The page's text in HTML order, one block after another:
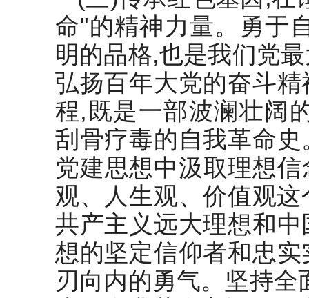
命"的精神力量。勇于
明的品格,也是我们党
弘扬百年大党的奋斗
程,既是一部波澜壮阔
刮骨疗毒的自我革命
党建思想中汲取理想
观、人生观、价值观
共产主义远大理想和
想的坚定信仰者和忠
刃向内的勇气。坚持